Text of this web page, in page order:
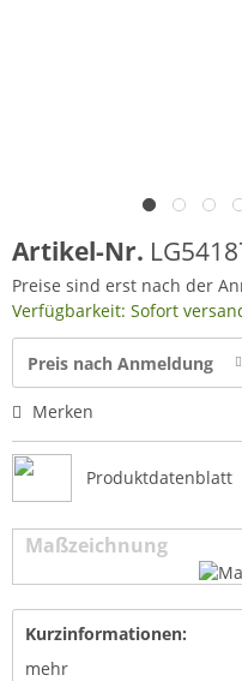
Artikel-Nr.
Preise sind erst nach der
Verfügbarkeit: Sofort
Preis nach Anmeldung
Merken
Produktdatenblatt
Maßzeichnung
Kurzinformationen:
mehr